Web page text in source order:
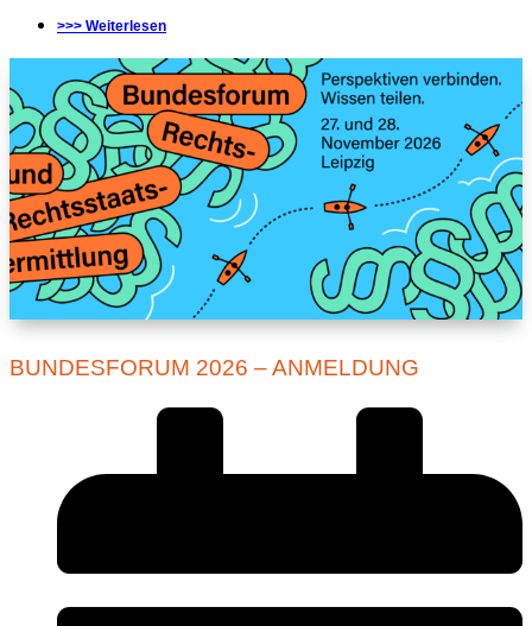
>>> Weiterlesen
BUNDESFORUM 2026 – ANMELDUNG